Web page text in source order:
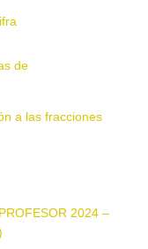
de
a las fracciones
2024 –